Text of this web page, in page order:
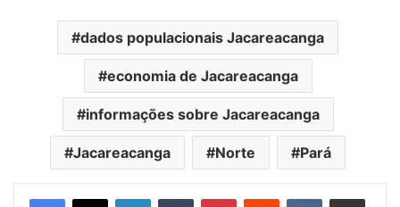
dados populacionais Jacareacanga
economia de Jacareacanga
informações sobre Jacareacanga
Jacareacanga Norte Pará
LinkedinTumblr PinterestReddit VK Compartilhar via e-mail